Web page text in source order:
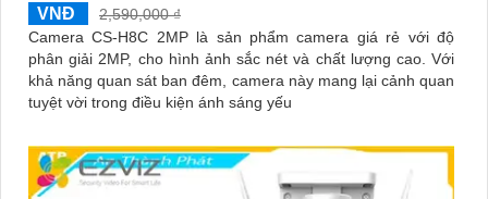
VNĐ
2,590,000 ₫
Camera CS-H8C 2MP là sản phẩm camera giá rẻ với độ
phân giải 2MP, cho hình ảnh sắc nét và chất lượng cao. Với
khả năng quan sát ban đêm, camera này mang lại cảnh quan
tuyệt vời trong điều kiện ánh sáng yếu